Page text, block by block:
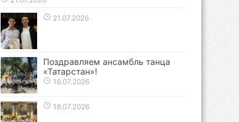
21.07.2026
Поздравляем ансамбль танца
«Татарстан»!
18.07.2026
18.07.2026